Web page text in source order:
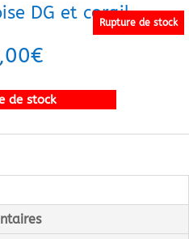
DG et corail
€
Rupture de stock
de stock